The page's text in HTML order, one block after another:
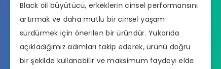
Black oil büyütücü, erkeklerin cinsel performansını
artırmak ve daha mutlu bir cinsel yaşam
sürdürmek için önerilen bir üründür. Yukarıda
açıkladığımız adımları takip ederek, ürünü doğru
bir şekilde kullanabilir ve maksimum faydayı elde